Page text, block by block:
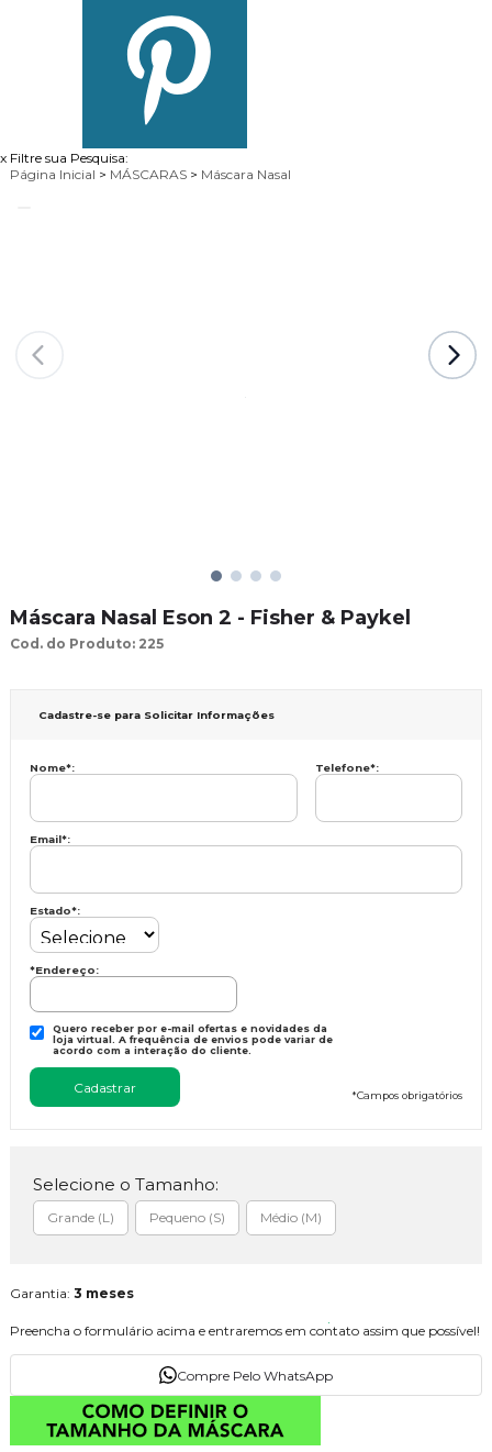
x Filtre sua Pesquisa:
Página Inicial > MÁSCARAS > Máscara Nasal
Máscara Nasal Eson 2 - Fisher & Paykel
Cod. do Produto: 225
Cadastre-se para Solicitar Informações
Nome*: Telefone*:
Email*:
Estado*:
*Endereço:
Quero receber por e-mail ofertas e novidades da
loja virtual. A frequência de envios pode variar de
acordo com a interação do cliente.
*Campos obrigatórios
Selecione o Tamanho:
Grande (L) Pequeno (S) Médio (M)
Garantia: 3 meses
Preencha o formulário acima e entraremos em contato assim que possível!
Compre Pelo WhatsApp